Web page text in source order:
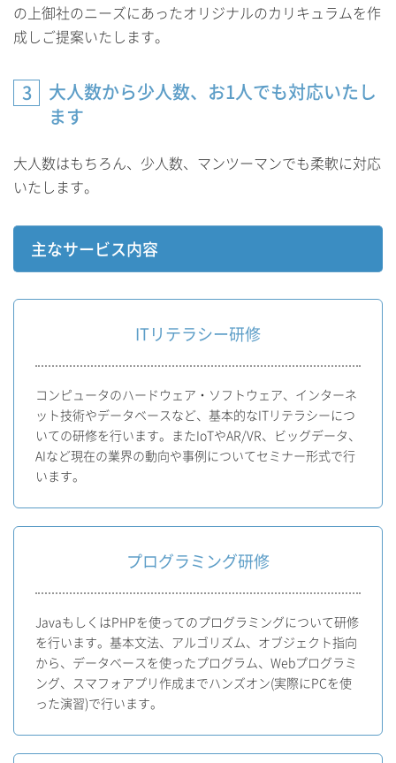
の上御社のニーズにあったオリジナルのカリキュラムを作
成しご提案いたします。
3
大人数から少人数、お1人でも対応いたし
ます
大人数はもちろん、少人数、マンツーマンでも柔軟に対応
いたします。
主なサービス内容
ITリテラシー研修
コンピュータのハードウェア・ソフトウェア、インターネ
ット技術やデータベースなど、基本的なITリテラシーにつ
いての研修を行います。またIoTやAR/VR、ビッグデータ、
AIなど現在の業界の動向や事例についてセミナー形式で行
います。
プログラミング研修
JavaもしくはPHPを使ってのプログラミングについて研修
を行います。基本文法、アルゴリズム、オブジェクト指向
から、データベースを使ったプログラム、Webプログラミ
ング、スマフォアプリ作成までハンズオン(実際にPCを使
った演習)で行います。